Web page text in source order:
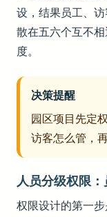
设，结果员工、
散在五六个互不
度。
决策提醒
园区项目先定
访客怎么管，
人员分级权限
权限设计的第一